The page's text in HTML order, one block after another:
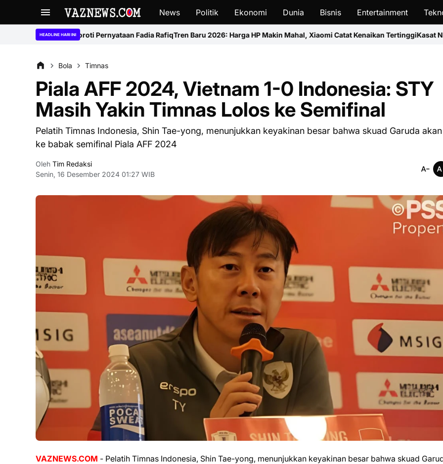
News Politik Ekonomi Dunia Bisnis Entertainment
HEADLINE HARI INI
Pernyataan Fadia RafiqTren Baru 2026: Harga HP Makin Mahal, Xiaomi Catat Kenaikan TertinggiKasat Narkoba Toraja
Bola Timnas
Piala AFF 2024, Vietnam 1-0 Indonesia: STY
Masih Yakin Timnas Lolos ke Semifinal
Pelatih Timnas Indonesia, Shin Tae-yong, menunjukkan keyakinan besar bahwa skuad Garuda
ke babak semifinal Piala AFF 2024
Oleh Tim Redaksi
Senin, 16 Desember 2024 01:27 WIB
VAZNEWS.COM - Pelatih Timnas Indonesia, Shin Tae-yong, menunjukkan keyakinan besar bahwa skuad